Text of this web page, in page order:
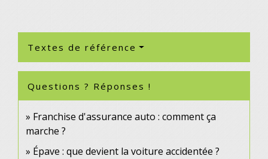
Textes de référence
Questions ? Réponses !
Franchise d'assurance auto : comment ça
marche ?
Épave : que devient la voiture accidentée ?